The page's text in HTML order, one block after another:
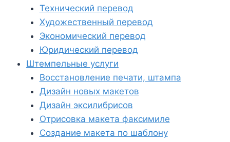
Технический перевод
Художественный перевод
Экономический перевод
Юридический перевод
Штемпельные услуги
Восстановление печати, штампа
Дизайн новых макетов
Дизайн эксилибрисов
Отрисовка макета факсимиле
Создание макета по шаблону